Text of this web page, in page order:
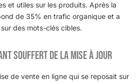
et utiles sur les produits. Après la
de 35% en trafic organique et a
des mots-clés cibles.
souffert de la mise à jour
de vente en ligne qui se reposait sur